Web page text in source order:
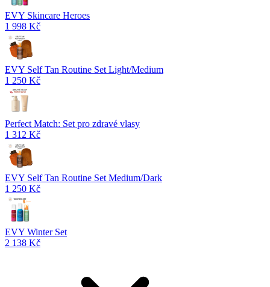
EVY Skincare Heroes
1 998 Kč
EVY Self Tan Routine Set Light/Medium
1 250 Kč
Perfect Match: Set pro zdravé vlasy
1 312 Kč
EVY Self Tan Routine Set Medium/Dark
1 250 Kč
EVY Winter Set
2 138 Kč